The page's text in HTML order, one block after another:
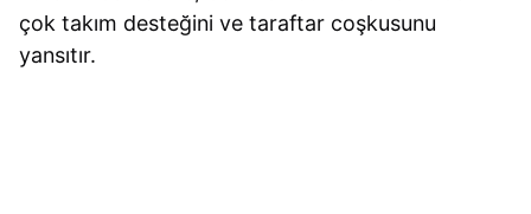
çok takım desteğini ve taraftar coşkusunu
yansıtır.